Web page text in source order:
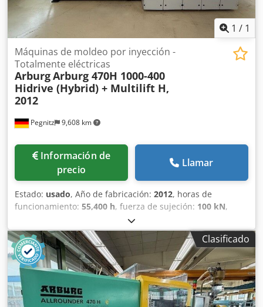
1 / 1
Pegnitz 9,608 km
Máquinas de moldeo por inyección -
Totalmente eléctricas
ArburgArburg 470H 1000-400
Hidrive (Hybrid) + Multilift H,
2012
Información de
precio
Llamar
Estado: usado, Año de fabricación: 2012, horas de
funcionamiento: 55,400 h, fuerza de sujeción: 100 kN,
volumen de desplazamiento:201 cm³
inyección:2,000 bar, peso total:5,400 kg, diámetro del
transportador de tornillo:
, Flete: ex location Dedpfx
Agsylpy Aefjck Plazo de entrega: a convenir Condiciones de
pago: 100% antes de la aceptación de la máquina,
estrictamente neto
Clasificado